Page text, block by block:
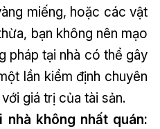
miếng, hoặc các vật
bạn không nên mạo
pháp tại nhà có thể gây
lần kiểm định chuyên
giá trị của tài sản.
nhà không nhất quán: